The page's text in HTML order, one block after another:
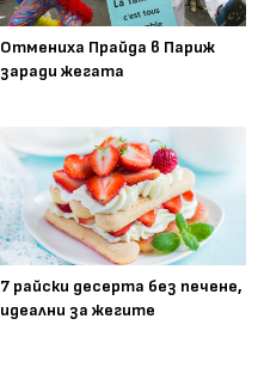
Отмениха Прайда в Париж
заради жегата
7 райски десерта без печене,
идеални за жегите